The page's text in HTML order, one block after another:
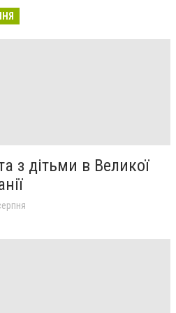
з дітьми в Великої